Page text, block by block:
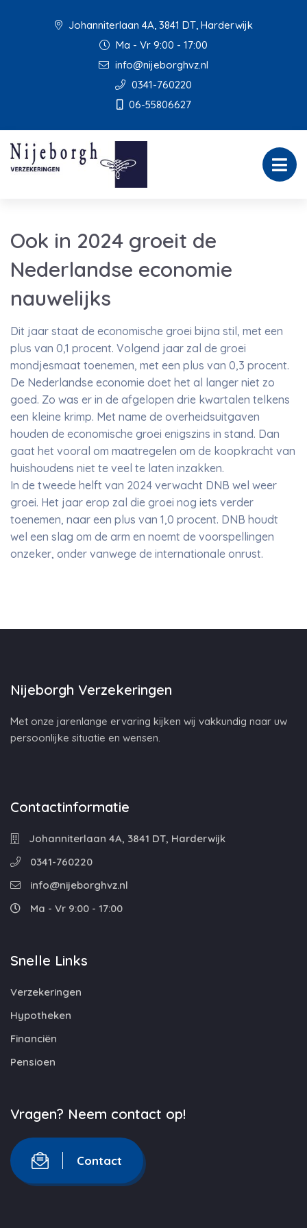
Johanniterlaan 4A, 3841 DT, Harderwijk
Ma - Vr 9:00 - 17:00
info@nijeborghvz.nl
0341-760220
06-55806627
Ook in 2024 groeit de
Nederlandse economie
nauwelijks
Dit jaar staat de economische groei bijna stil, met een
plus van 0,1 procent. Volgend jaar zal de groei
mondjesmaat toenemen, met een plus van 0,3 procent.
De Nederlandse economie doet het al langer niet zo
goed. Zo was er in de afgelopen drie kwartalen telkens
een kleine krimp. Met name de overheidsuitgaven
houden de economische groei enigszins in stand. Dan
gaat het vooral om maatregelen om de koopkracht van
huishoudens niet te veel te laten inzakken.
In de tweede helft van 2024 verwacht DNB wel weer
groei. Het jaar erop zal die groei nog iets verder
toenemen, naar een plus van 1,0 procent. DNB houdt
wel een slag om de arm en noemt de voorspellingen
onzeker, onder vanwege de internationale onrust.
Nijeborgh Verzekeringen
Met onze jarenlange ervaring kijken wij vakkundig naar uw
persoonlijke situatie en wensen.
Contactinformatie
Johanniterlaan 4A, 3841 DT, Harderwijk
0341-760220
info@nijeborghvz.nl
Ma - Vr 9:00 - 17:00
Snelle Links
Verzekeringen
Hypotheken
Financiën
Pensioen
Vragen? Neem contact op!
Contact